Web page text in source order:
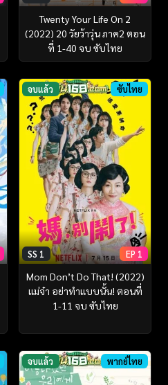
Twenty Your Life On 2
(2022) 20 วัยว้าวุ่น ภาค2 ตอน
ที่ 1-40 จบ ซับไทย
จบแล้ว ซับไทย
SS 1 EP 1
Mom Don’t Do That! (2022)
แม่จ๋า อย่าทำแบบนั้น! ตอนที่
1-11 จบ ซับไทย
จบแล้ว พากย์ไทย